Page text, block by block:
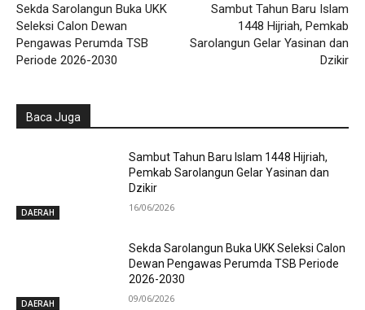
Sekda Sarolangun Buka UKK
Seleksi Calon Dewan
Pengawas Perumda TSB
Periode 2026-2030
Sambut Tahun Baru Islam
1448 Hijriah, Pemkab
Sarolangun Gelar Yasinan dan
Dzikir
Baca Juga
DAERAH
Sambut Tahun Baru Islam 1448 Hijriah,
Pemkab Sarolangun Gelar Yasinan dan
Dzikir
16/06/2026
DAERAH
Sekda Sarolangun Buka UKK Seleksi Calon
Dewan Pengawas Perumda TSB Periode
2026-2030
09/06/2026